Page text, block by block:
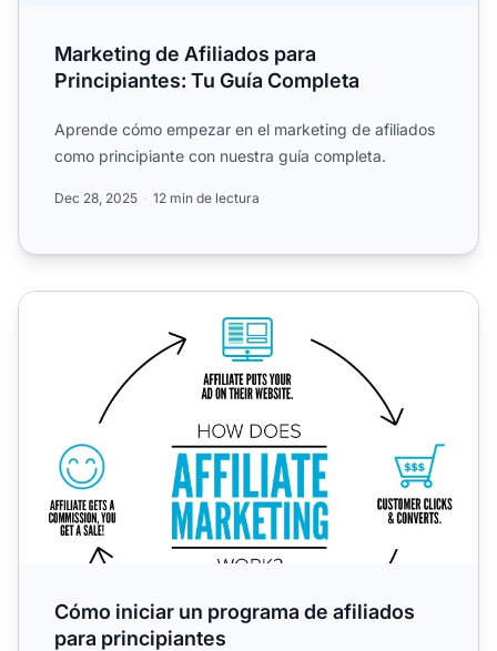
Marketing de Afiliados para
Principiantes: Tu Guía Completa
Aprende cómo empezar en el marketing de afiliados
como principiante con nuestra guía completa.
Dec 28, 2025 12 min de lectura
Cómo iniciar un programa de afiliados para principiantes
Cómo iniciar un programa de afiliados
para principiantes